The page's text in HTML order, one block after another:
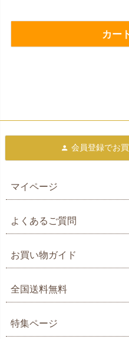
カー
会員登録でお
マイページ
よくあるご質問
お買い物ガイド
全国送料無料
特集ページ